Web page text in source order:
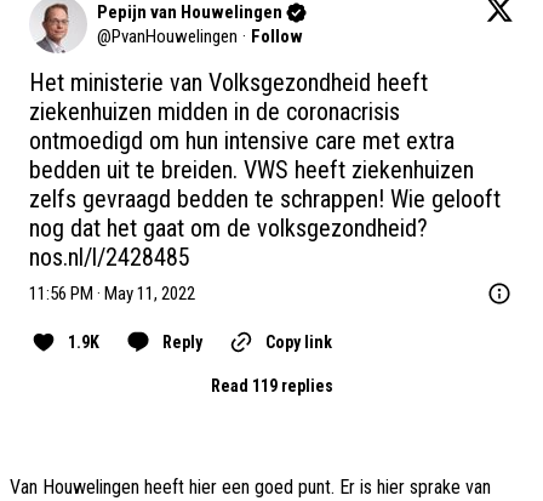
Pepijn van Houwelingen
@PvanHouwelingen · Follow
Het ministerie van Volksgezondheid heeft
ziekenhuizen midden in de coronacrisis
ontmoedigd om hun intensive care met extra
bedden uit te breiden. VWS heeft ziekenhuizen
zelfs gevraagd bedden te schrappen! Wie gelooft
nos.nl/l/2428485
11:56 PM · May 11, 2022
1.9K Reply Copy link
Read 119 replies
Van Houwelingen heeft hier een goed punt. Er is hier sprake van